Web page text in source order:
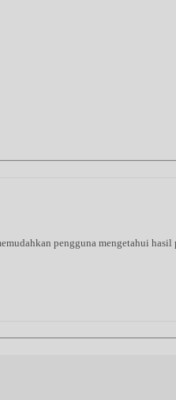
pengguna mengetahui hasil